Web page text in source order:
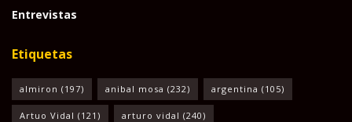
Entrevistas
Etiquetas
almiron (197) anibal mosa (232) argentina (105)
Artuo Vidal (121) arturo vidal (240)